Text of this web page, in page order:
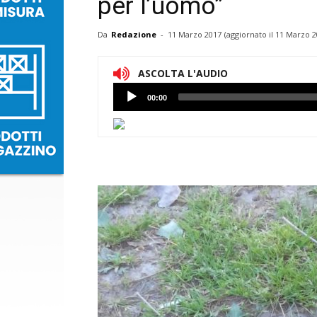
per l’uomo”
Da Redazione - 11 Marzo 2017 (aggiornato il 11 Marzo
ASCOLTA L'AUDIO
Lettore
Audio
00:00